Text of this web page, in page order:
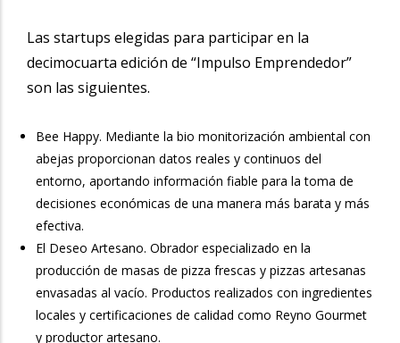
Las startups elegidas para participar en la
decimocuarta edición de “Impulso Emprendedor”
son las siguientes.
Bee Happy. Mediante la bio monitorización ambiental con
abejas proporcionan datos reales y continuos del
entorno, aportando información fiable para la toma de
decisiones económicas de una manera más barata y más
efectiva.
El Deseo Artesano. Obrador especializado en la
producción de masas de pizza frescas y pizzas artesanas
envasadas al vacío. Productos realizados con ingredientes
locales y certificaciones de calidad como Reyno Gourmet
y productor artesano.